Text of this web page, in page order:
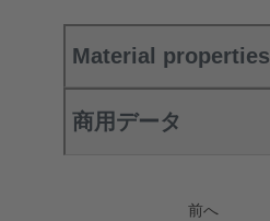
Material properties
商用データ
前へ